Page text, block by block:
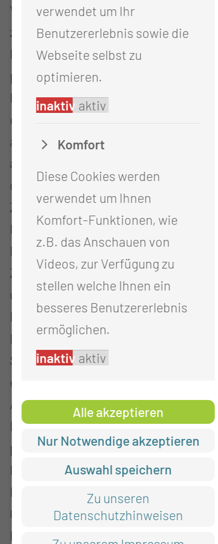
Verfahren z. B. Punktionsverfahren
zur Gewinnung von Gewebe und
Flüssigkeiten sowie Drainagen von
pathologischen
Flüssigkeitsansammlungen
einschließlich der Behandlung
akuter Schmerzzustände sowie
ablative und
gewebestabilisierende Verfahren.
Zudem Weiterbildung im Bereich
MRT über einen Zeitraum von > 6
Monaten. Während dieses
Zeitraums Planung, Durchführung
und Befundung von
Magnetresonanztomographien, z.
B. an Hirn, Rückenmark, Nerven,
Skelett, Gelenken, Weichteilen
einschließlich der Mamma, Thorax,
Abdomen, Becken, Gefäßen.
Erwerb und Vertiefung der
physikalischen Grundlagen der
Magnetresonanzverfahren und
Biophysik einschließlich der
Grundlagen der
Patientenüberwachung sowie der
verwendet um Ihr
Benutzererlebnis sowie die
Webseite selbst zu
optimieren.
inaktiv aktiv
Komfort
Diese Cookies werden
verwendet um Ihnen
Komfort-Funktionen, wie
z.B. das Anschauen von
Videos, zur Verfügung zu
stellen welche Ihnen ein
besseres Benutzererlebnis
ermöglichen.
inaktiv aktiv
Alle akzeptieren
Nur Notwendige akzeptieren
Auswahl speichern
Zu unseren
Datenschutzhinweisen